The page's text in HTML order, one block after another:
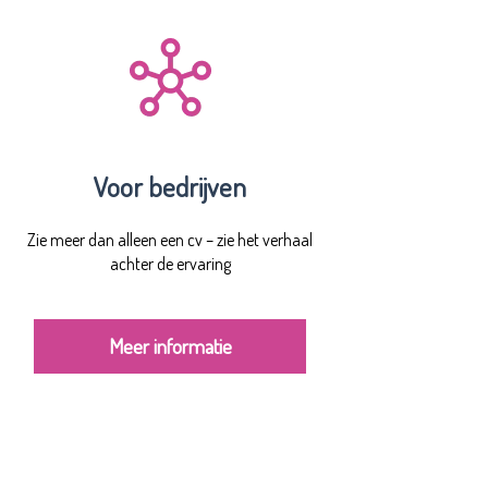
Voor bedrijven
Zie meer dan alleen een cv – zie het verhaal
achter de ervaring
Meer informatie